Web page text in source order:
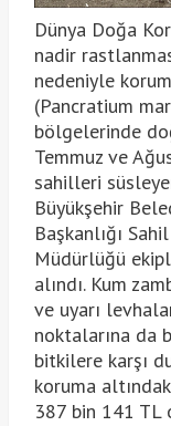
Dünya Doğa
nadir
nedeniyle
(Pancratium
bölgelerinde
Temmuz ve
sahilleri
Büyükşehir
Başkanlığı
Müdürlüğü
alındı. Kum
ve uyarı
noktalarına da
bitkilere karşı
koruma
387 bin 141 TL